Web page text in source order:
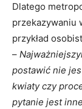
Dlatego
przekazywaniu
przykład
–
postawić nie
kwiaty czy
pytanie jest